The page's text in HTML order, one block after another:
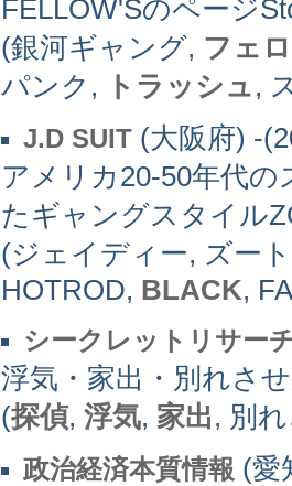
FELLOW'Sのページ
(銀河ギャング, フェ
パンク,
トラッシュ,
J.D SUIT (大阪府) -
アメリカ20-50年代
たギャングスタイル
(ジェイディー, ズー
HOTROD, BLACK,
シークレットリサー
浮気・家出・別れさ
(探偵, 浮気, 家出, 別
政治経済本質情報 (愛